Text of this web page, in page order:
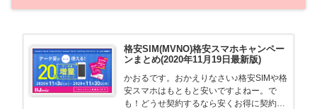
格安SIM(MVNO)格安スマホキャンペー
ンまとめ(2020年11月19日最新版)
かおるです。おかえりなさい♪格安SIMや格
安スマホはもともと安いですよねー。で
も！どうせ契約するなら安くお得に契約し